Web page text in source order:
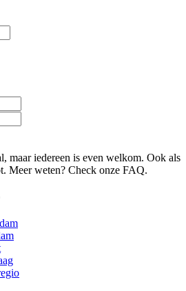
maar iedereen is even welkom. Ook als
Meer weten? Check onze FAQ.